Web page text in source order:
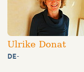
Ulrike Donat
DE-